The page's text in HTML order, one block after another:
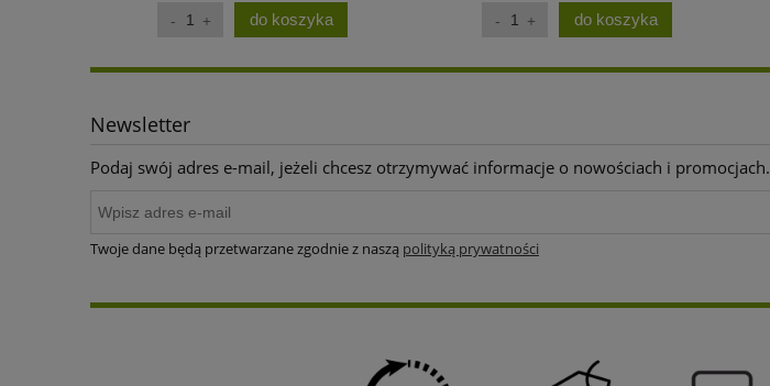
do koszyka do koszyka
Newsletter
Podaj swój adres e-mail, jeżeli chcesz otrzymywać informacje o nowościach i promocjach.
Twoje dane będą przetwarzane zgodnie z naszą polityką prywatności